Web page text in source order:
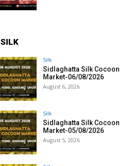
SILK
Silk
Sidlaghatta Silk Cocoon
Market-06/08/2026
August 6, 2026
Silk
Sidlaghatta Silk Cocoon
Market-05/08/2026
August 5, 2026